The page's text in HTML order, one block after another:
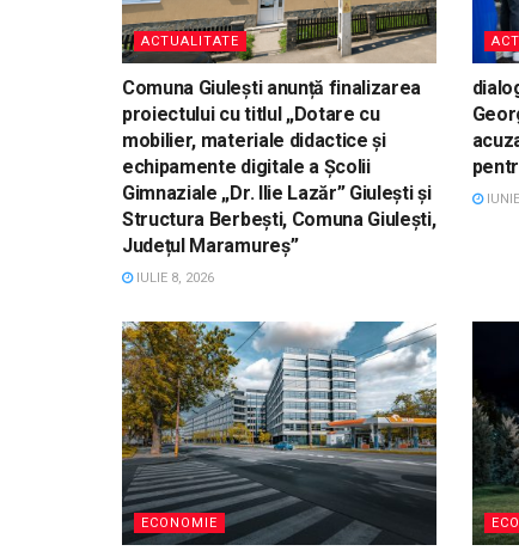
ACTUALITATE
Comuna Giulești anunță finalizarea
proiectului cu titlul „Dotare cu
mobilier, materiale didactice și
echipamente digitale a Școlii
Gimnaziale „Dr. Ilie Lazăr” Giulești și
Structura Berbești, Comuna Giulești,
Județul Maramureș”
IULIE 8, 2026
ECONOMIE